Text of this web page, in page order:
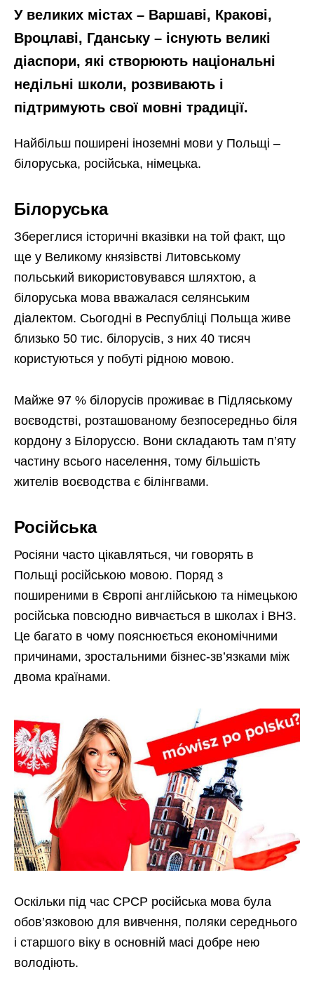
У великих містах – Варшаві, Кракові,
Вроцлаві, Гданську – існують великі
діаспори, які створюють національні
недільні школи, розвивають і
підтримують свої мовні традиції.
Найбільш поширені іноземні мови у Польщі –
білоруська, російська, німецька.
Білоруська
Збереглися історичні вказівки на той факт, що
ще у Великому князівстві Литовському
польський використовувався шляхтою, а
білоруська мова вважалася селянським
діалектом. Сьогодні в Республіці Польща живе
близько 50 тис. білорусів, з них 40 тисяч
користуються у побуті рідною мовою.
Майже 97 % білорусів проживає в Підляському
воєводстві, розташованому безпосередньо біля
кордону з Білоруссю. Вони складають там п’яту
частину всього населення, тому більшість
жителів воєводства є білінгвами.
Російська
Росіяни часто цікавляться, чи говорять в
Польщі російською мовою. Поряд з
поширеними в Європі англійською та німецькою
російська повсюдно вивчається в школах і ВНЗ.
Це багато в чому пояснюється економічними
причинами, зростальними бізнес-зв’язками між
двома країнами.
Оскільки під час СРСР російська мова була
обов’язковою для вивчення, поляки середнього
і старшого віку в основній масі добре нею
володіють.